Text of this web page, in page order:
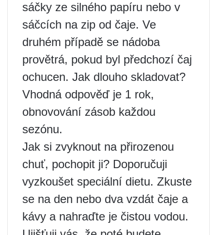
sáčky ze silného papíru nebo v
sáčcích na zip od čaje. Ve
druhém případě se nádoba
provětrá, pokud byl předchozí čaj
ochucen. Jak dlouho skladovat?
Vhodná odpověď je 1 rok,
obnovování zásob každou
sezónu.
Jak si zvyknout na přirozenou
chuť, pochopit ji? Doporučuji
vyzkoušet speciální dietu. Zkuste
se na den nebo dva vzdát čaje a
kávy a nahraďte je čistou vodou.